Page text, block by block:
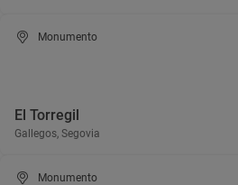
Monumento
El Torregil
Gallegos, Segovia
Monumento